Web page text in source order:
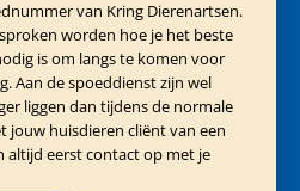
van Kring Dierenartsen.
worden hoe je het beste
is om langs te komen voor
Aan de spoeddienst zijn wel
liggen dan tijdens de normale
jouw huisdieren cliënt van een
altijd eerst contact op met je